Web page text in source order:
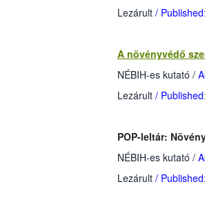
Lezárult / Published
A növényvédő
NÉBIH-es kutató /
Lezárult / Published
POP-leltár:
NÉBIH-es kutató /
Lezárult / Published: